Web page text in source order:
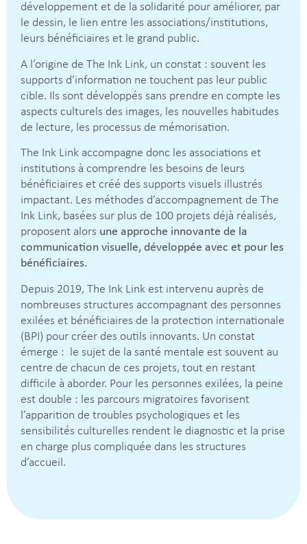
développement et de la solidarité pour améliorer, par
le dessin, le lien entre les associations/institutions,
leurs bénéficiaires et le grand public.
A l’origine de The Ink Link, un constat : souvent les
supports d’information ne touchent pas leur public
cible. Ils sont développés sans prendre en compte les
aspects culturels des images, les nouvelles habitudes
de lecture, les processus de mémorisation.
The Ink Link accompagne donc les associations et
institutions à comprendre les besoins de leurs
bénéficiaires et créé des supports visuels illustrés
impactant. Les méthodes d’accompagnement de The
Ink Link, basées sur plus de 100 projets déjà réalisés,
proposent alors une approche innovante de la
communication visuelle, développée avec et pour les
bénéficiaires.
Depuis 2019, The Ink Link est intervenu auprès de
nombreuses structures accompagnant des personnes
exilées et bénéficiaires de la protection internationale
(BPI) pour créer des outils innovants. Un constat
émerge : le sujet de la santé mentale est souvent au
centre de chacun de ces projets, tout en restant
difficile à aborder. Pour les personnes exilées, la peine
est double : les parcours migratoires favorisent
l’apparition de troubles psychologiques et les
sensibilités culturelles rendent le diagnostic et la prise
en charge plus compliquée dans les structures
d’accueil.